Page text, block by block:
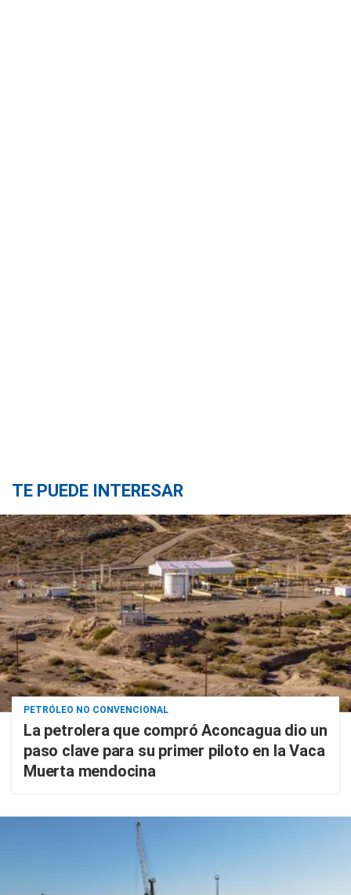
TE PUEDE INTERESAR
PETRÓLEO NO CONVENCIONAL
La petrolera que compró Aconcagua dio un
paso clave para su primer piloto en la Vaca
Muerta mendocina